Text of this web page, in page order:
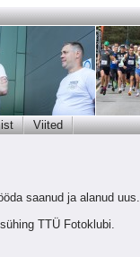
Viited
saanud ja alanud uus.
TTÜ Fotoklubi.